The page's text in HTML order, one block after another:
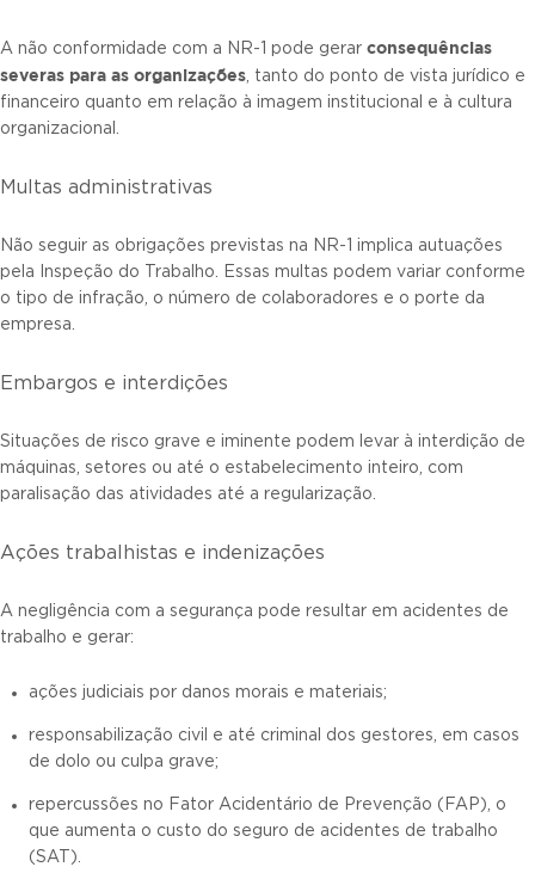
A não conformidade com a NR-1 pode gerar consequências
severas para as organizações, tanto do ponto de vista jurídico e
financeiro quanto em relação à imagem institucional e à cultura
organizacional.
Multas administrativas
Não seguir as obrigações previstas na NR-1 implica autuações
pela Inspeção do Trabalho. Essas multas podem variar conforme
o tipo de infração, o número de colaboradores e o porte da
empresa.
Embargos e interdições
Situações de risco grave e iminente podem levar à interdição de
máquinas, setores ou até o estabelecimento inteiro, com
paralisação das atividades até a regularização.
Ações trabalhistas e indenizações
A negligência com a segurança pode resultar em acidentes de
trabalho e gerar:
ações judiciais por danos morais e materiais;
responsabilização civil e até criminal dos gestores, em casos
de dolo ou culpa grave;
repercussões no Fator Acidentário de Prevenção (FAP), o
que aumenta o custo do seguro de acidentes de trabalho
(SAT).